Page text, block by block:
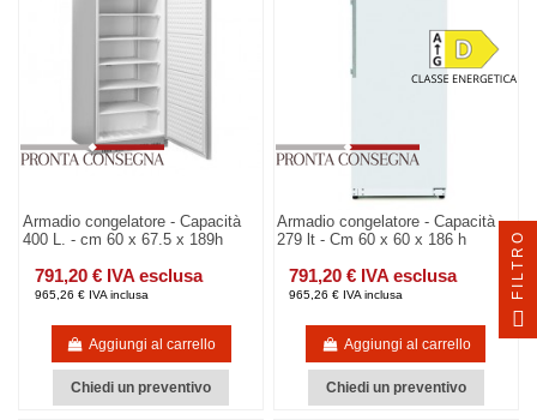
Armadio congelatore - Capacità
400 L. - cm 60 x 67.5 x 189h
791,20 € IVA esclusa
965,26 € IVA inclusa
Aggiungi al carrello
Chiedi un preventivo
Armadio congelatore - Capacità
279 lt - Cm 60 x 60 x 186 h
791,20 € IVA esclusa
965,26 € IVA inclusa
Aggiungi al carrello
Chiedi un preventivo
FILTRO